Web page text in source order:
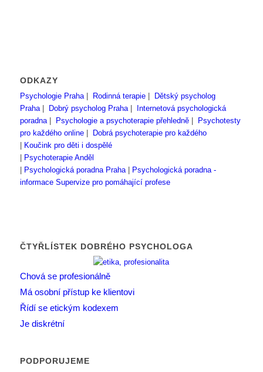
ODKAZY
Psychologie Praha| Rodinná terapie|
Dětský psycholog
Praha| Dobrý psycholog Praha|
Internetová psychologická
poradna| Psychologie a psychoterapie přehledně|
Psychotesty
pro každého online|
Dobrá psychoterapie pro každého
Koučink pro děti i dospělé
Psychoterapie Anděl
Psychologická poradna Praha|
Psychologická poradna -
informace Supervize pro pomáhající profese
ČTYŘLÍSTEK DOBRÉHO PSYCHOLOGA
Chová se profesionálně
Má osobní přístup ke klientovi
Řídí se etickým kodexem
Je diskrétní
PODPORUJEME